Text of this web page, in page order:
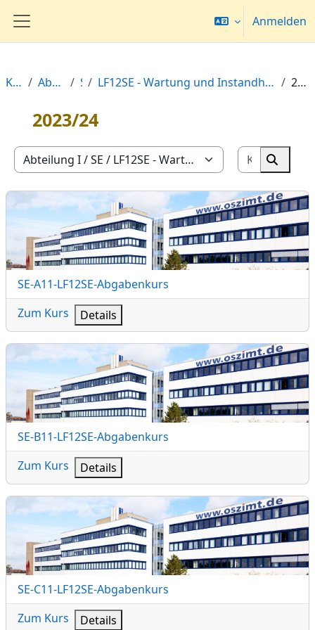
Website-Übersicht
Anmelden
Kurse Abteilung I SE LF12SE - Wartung und Instandhaltung planen und durchführen 2023/24
2023/24
Kursbereiche
Kurse
Kurse
SE-A11-LF12SE-Abgabenkurs
Kursname
SE-A11-LF12SE-Abgabenkurs
Zum Kurs
Details
SE-B11-LF12SE-Abgabenkurs
Kursname
SE-B11-LF12SE-Abgabenkurs
Zum Kurs
Details
SE-C11-LF12SE-Abgabenkurs
Kursname
SE-C11-LF12SE-Abgabenkurs
Zum Kurs
Details